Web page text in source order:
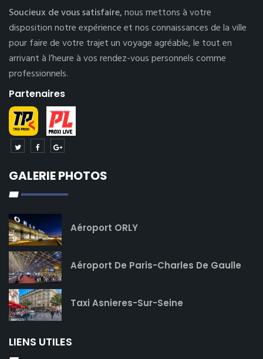
Soucieux de vous satisfaire,nous mettons à votre
disposition notre expérience et nos connaissances de la ville
pour faire de votre trajet un voyage agréable, le tout en
arrivant à l’heure à vos rendez-vous personnels comme
professionnels.
Partenaires
GALERIE PHOTOS
Aéroport ORLY
Aéroport De Paris-Charles De Gaulle
Taxi Asnieres-Sur-Seine
LIENS UTILES